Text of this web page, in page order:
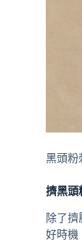
黑頭粉
擠黑頭
除了
好時機